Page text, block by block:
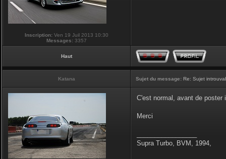
Inscription: Ven 19 Juil 2013 10:30
Messages: 3357
Haut
Katana Sujet du message: Re: Sujet
C'est normal, avant de
Merci
Supra Turbo, BVM, 1994,